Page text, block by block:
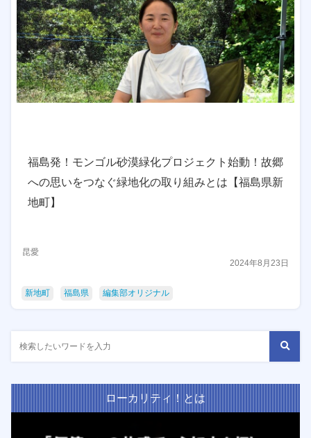
福島発！モンゴル砂漠緑化プロジェクト始動！故郷
への思いをつなぐ緑地化の取り組みとは【福島県新
地町】
昆愛
2024年8月23日
新地町 福島県 編集部オリジナル
ローカリティ！とは